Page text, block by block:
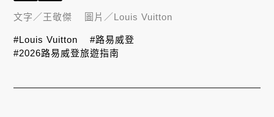
文字／王敬傑 圖片／Louis Vuitton
#Louis Vuitton
#路易威登
#2026路易威登旅遊指南